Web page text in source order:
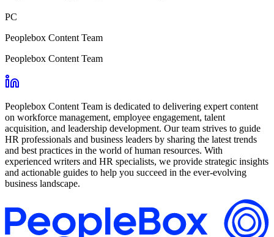
PC
Peoplebox Content Team
Peoplebox Content Team
Peoplebox Content Team is dedicated to delivering expert content
on workforce management, employee engagement, talent
acquisition, and leadership development. Our team strives to guide
HR professionals and business leaders by sharing the latest trends
and best practices in the world of human resources. With
experienced writers and HR specialists, we provide strategic insights
and actionable guides to help you succeed in the ever-evolving
business landscape.